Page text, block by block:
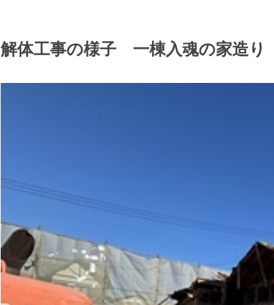
解体工事の様子 一棟入魂の家造